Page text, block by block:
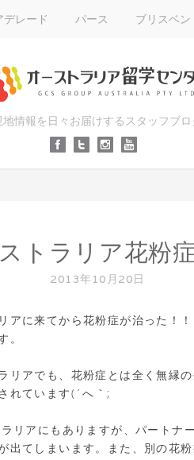
デレード パース ブリスベン
地情報を日々お届けするスタッフブロ
トラリア花粉
2013年10月20日
アに来てから花粉症が治った！
。
リアでも、花粉症とは全く無縁
れています(´へ｀;
リアにもありますが、パートナ
出てしまいます。また、別の花